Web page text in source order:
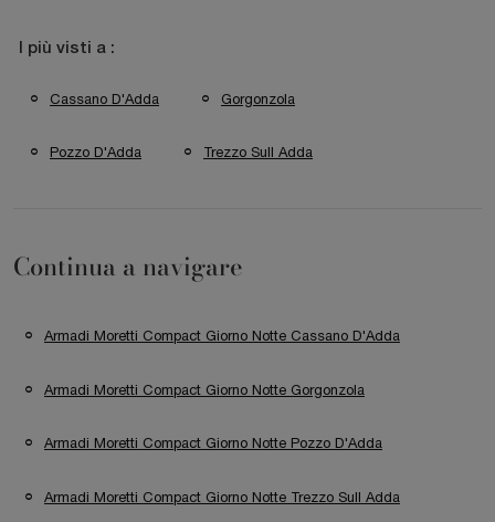
I più visti a :
Cassano D'Adda Gorgonzola
Pozzo D'Adda Trezzo Sull Adda
Continua a navigare
Armadi Moretti Compact Giorno Notte Cassano D'Adda
Armadi Moretti Compact Giorno Notte Gorgonzola
Armadi Moretti Compact Giorno Notte Pozzo D'Adda
Armadi Moretti Compact Giorno Notte Trezzo Sull Adda